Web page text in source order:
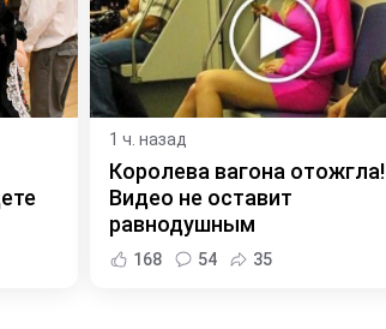
1 ч. назад
Королева вагона отожгла!
Видео не оставит
равнодушным
168 54 35